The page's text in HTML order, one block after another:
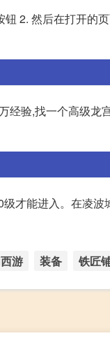
2. 然后在打开的
验,找一个高级
才能进入。在凌
游 装备 铁匠